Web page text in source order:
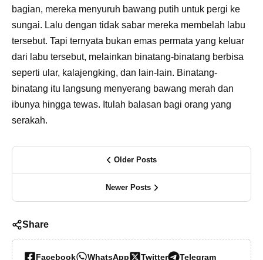
bagian, mereka menyuruh bawang putih untuk pergi ke
sungai. Lalu dengan tidak sabar mereka membelah labu
tersebut. Tapi ternyata bukan emas permata yang keluar
dari labu tersebut, melainkan binatang-binatang berbisa
seperti ular, kalajengking, dan lain-lain. Binatang-
binatang itu langsung menyerang bawang merah dan
ibunya hingga tewas. Itulah balasan bagi orang yang
serakah.
Older Posts
Newer Posts
Share
Facebook WhatsApp Twitter Telegram